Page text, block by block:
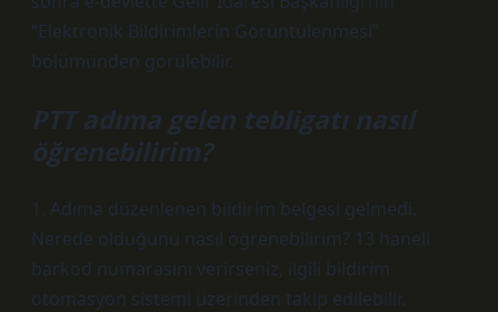
“Elektronik Bildirimlerin Görüntülenmesi”
bölümünden görülebilir.
PTT adıma gelen tebligatı nasıl
öğrenebilirim?
1. Adıma düzenlenen bildirim belgesi gelmedi.
Nerede olduğunu nasıl öğrenebilirim? 13 haneli
barkod numarasını verirseniz, ilgili bildirim
otomasyon sistemi üzerinden takip edilebilir.